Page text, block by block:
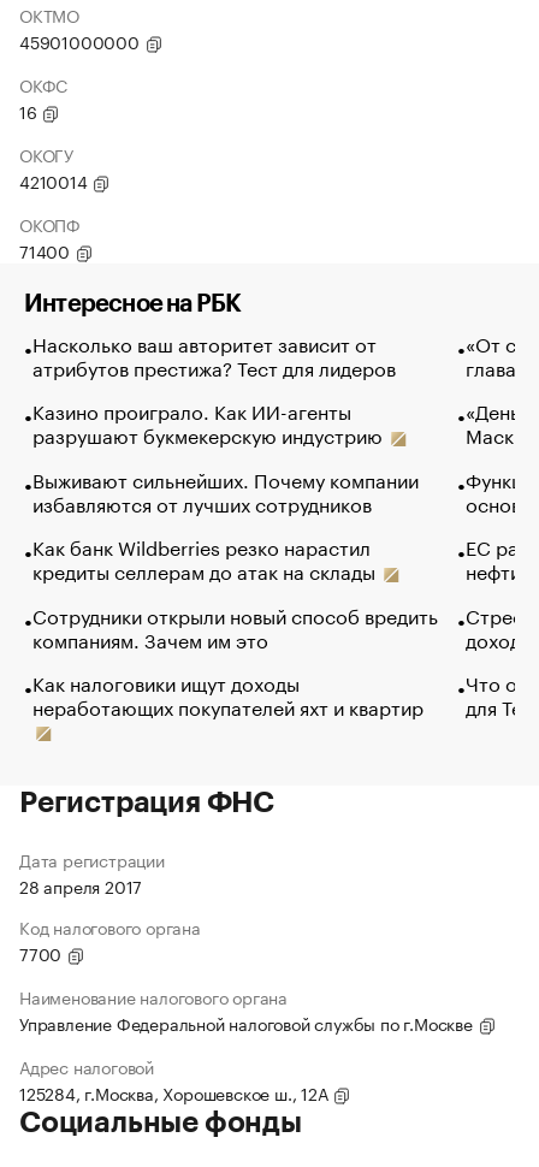
ОКТМО
45901000000
ОКФС
16
ОКОГУ
4210014
ОКОПФ
71400
Интересное на РБК
Насколько ваш авторитет зависит от
атрибутов престижа? Тест для лидеров
Казино проиграло. Как ИИ-агенты
разрушают букмекерскую индустрию
Выживают сильнейших. Почему компании
избавляются от лучших сотрудников
Как банк Wildberries резко нарастил
кредиты селлерам до атак на склады
Сотрудники открыли новый способ вредить
компаниям. Зачем им это
Как налоговики ищут доходы
неработающих покупателей яхт и квартир
«От
глава
Маск в
основ
ЕС
нефти
Что
для
Регистрация ФНС
Дата регистрации
28 апреля 2017
Код налогового органа
7700
Наименование налогового органа
Управление Федеральной налоговой службы по г.Москве
Адрес налоговой
125284, г.Москва, Хорошевское ш., 12А
Социальные фонды